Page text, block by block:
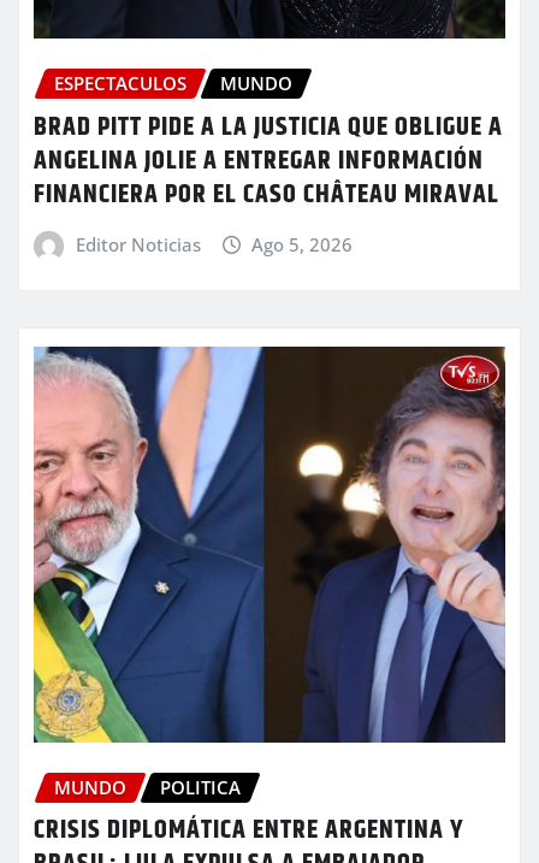
ESPECTACULOS MUNDO
BRAD PITT PIDE A LA JUSTICIA QUE OBLIGUE A
ANGELINA JOLIE A ENTREGAR INFORMACIÓN
FINANCIERA POR EL CASO CHÂTEAU MIRAVAL
Editor Noticias Ago 5, 2026
MUNDO POLITICA
CRISIS DIPLOMÁTICA ENTRE ARGENTINA Y